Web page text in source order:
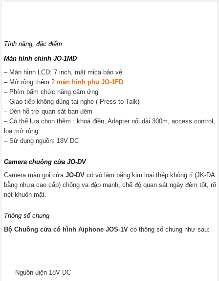
Tính năng, đặc điểm
Màn hình chính JO-1MD
– Màn hình LCD: 7 inch, mặt mica bảo vệ
– Mở rộng thêm 2màn hình phụ JO-1FD
– Phím bấm chức năng cảm ứng
– Giao tiếp không dùng tai nghe ( Press to Talk)
– Đèn hỗ trợ quan sát ban đêm
– Có thể lựa chọn thêm : khoá điện, Adapter nối dài 300m, access control,
loa mở rộng.
– Sử dụng nguồn: 18V DC
Camera chuông cửa JO-DV
Camera màu gọi cửaJO-DV có vỏ làm bằng kim loại thép không rỉ (JK-DA
bằng nhựa cao cấp) chống va đập mạnh, chế độ quan sát ngày đêm tốt, rõ
nét khuôn mặt.
Thông số chung
Bộ Chuông cửa có hình Aiphone JOS-1V có thông số chung như sau:
Nguồn điện 18V DC